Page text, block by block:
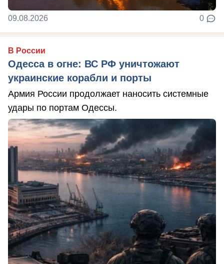
09.08.2026 0
В России
Одесса в огне: ВС РФ уничтожают
украинские корабли и порты
Армия России продолжает наносить системные
удары по портам Одессы.